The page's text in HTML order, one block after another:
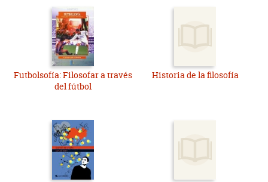
Futbolsofía: Filosofar a través
del fútbol
Historia de la filosofía